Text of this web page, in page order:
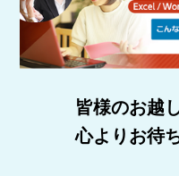
皆様のお越
心よりお待